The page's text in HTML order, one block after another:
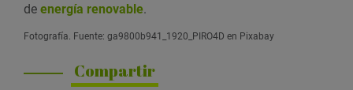
de energía renovable.
Fotografía. Fuente: ga9800b941_1920_PIRO4D en Pixabay
Compartir